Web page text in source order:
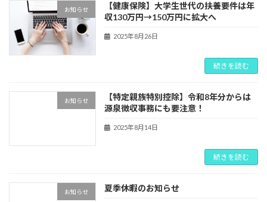
お知らせ
【健康保険】大学生世代の扶養要件は年
収130万円→150万円に拡大へ
2025年8月26日
続きを読む
お知らせ
【特定親族特別控除】令和8年分からは
源泉徴収事務にも要注意！
2025年8月14日
続きを読む
お知らせ 夏季休暇のお知らせ